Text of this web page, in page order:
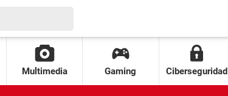
Multimedia Gaming Ciberseguridad